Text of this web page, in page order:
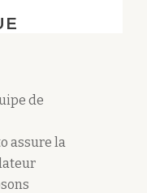
de
assure la